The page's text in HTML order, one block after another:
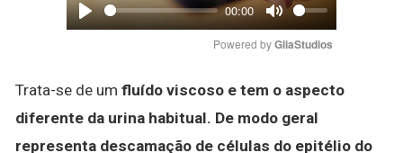
Play
00:00
Mute
Powered by GliaStudios
Trata-se de um fluído viscoso e tem o aspecto
diferente da urina habitual. De modo geral
representa descamação de células do epitélio do